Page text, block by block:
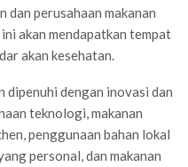
dan perusahaan makanan
akan mendapatkan tempat
akan kesehatan.
dipenuhi dengan inovasi dan
teknologi, makanan
penggunaan bahan lokal
personal, dan makanan